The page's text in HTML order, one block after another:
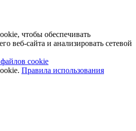
чтобы обеспечивать
веб-сайта и анализировать сетевой
cookie
Правила использования